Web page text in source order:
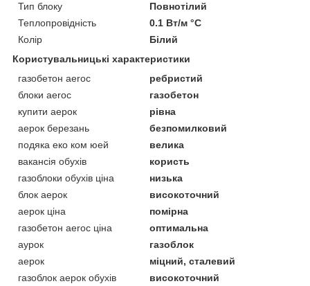
Тип блоку
Повнотілий
Теплопровідність
0.1 Вт/м °С
Колір
Білий
Користувальницькі характеристики
газобетон aeroc
ребристий
блоки aeroc
газобетон
купити аерок
рівна
аерок березань
безпомилковий
подяка еко ком юей
велика
вакансія обухів
користь
газоблоки обухів ціна
низька
блок аерок
високоточний
аерок ціна
помірна
газобетон aeroc ціна
оптимальна
аурок
газоблок
аерок
міцний, сталевий
газоблок аерок обухів
високоточний